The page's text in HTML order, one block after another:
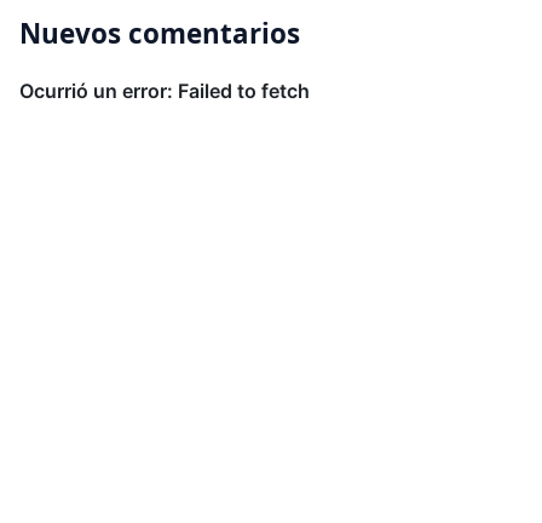
Nuevos comentarios